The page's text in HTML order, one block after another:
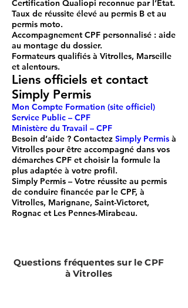
Certification Qualiopi reconnue par l’État.
Taux de réussite élevé au permis B et au
permis moto.
Accompagnement CPF personnalisé : aide
au montage du dossier.
Formateurs qualifiés à Vitrolles, Marseille
et alentours.
Liens officiels et contact
Simply Permis
Mon Compte Formation (site officiel)
Service Public – CPF
Ministère du Travail – CPF
Besoin d’aide ? Contactez Simply Permis à
Vitrolles pour être accompagné dans vos
démarches CPF et choisir la formule la
plus adaptée à votre profil.
Simply Permis – Votre réussite au permis
de conduire financée par le CPF, à
Vitrolles, Marignane, Saint-Victoret,
Rognac et Les Pennes-Mirabeau.
Questions fréquentes sur le CPF
à Vitrolles